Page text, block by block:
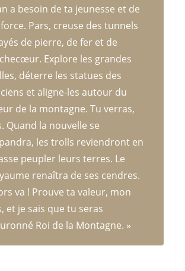
a besoin de ta jeunesse et de
Pars, creuse des tunnels
de pierre, de fer et de
Explore les grandes
déterre les statues des
et aligne-les autour du
de la montagne. Tu verras,
Quand la nouvelle se
les trolls reviendront en
peupler leurs terres. Le
renaîtra de ses cendres.
va ! Prouve ta valeur, mon
et je sais que tu seras
Roi de la Montagne. »